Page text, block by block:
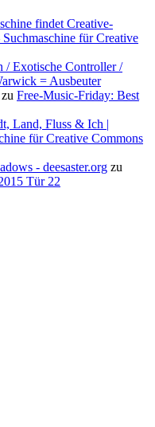
findet Creative-
Suchmaschine für Creative
/ Exotische Controller /
= Ausbeuter
zu Free-Music-Friday: Best
Land, Fluss & Ich |
für Creative Commons
- deesaster.org zu
Tür 22